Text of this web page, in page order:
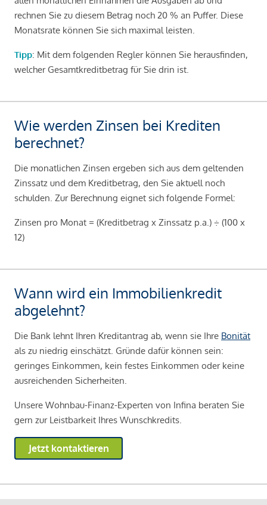
rechnen Sie zu diesem Betrag noch 20 % an Puffer. Diese
Monatsrate können Sie sich maximal leisten.
Tipp: Mit dem folgenden Regler können Sie herausfinden,
welcher Gesamtkreditbetrag für Sie drin ist.
Wie werden Zinsen bei Krediten
berechnet?
Die monatlichen Zinsen ergeben sich aus dem geltenden
Zinssatz und dem Kreditbetrag, den Sie aktuell noch
schulden. Zur Berechnung eignet sich folgende Formel:
Zinsen pro Monat = (Kreditbetrag x Zinssatz p.a.) ÷ (100 x
12)
Wann wird ein Immobilienkredit
abgelehnt?
Die Bank lehnt Ihren Kreditantrag ab, wenn sie Ihre Bonität
als zu niedrig einschätzt. Gründe dafür können sein:
geringes Einkommen, kein festes Einkommen oder keine
ausreichenden Sicherheiten.
Unsere Wohnbau-Finanz-Experten von Infina beraten Sie
gern zur Leistbarkeit Ihres Wunschkredits.
Jetzt kontaktieren